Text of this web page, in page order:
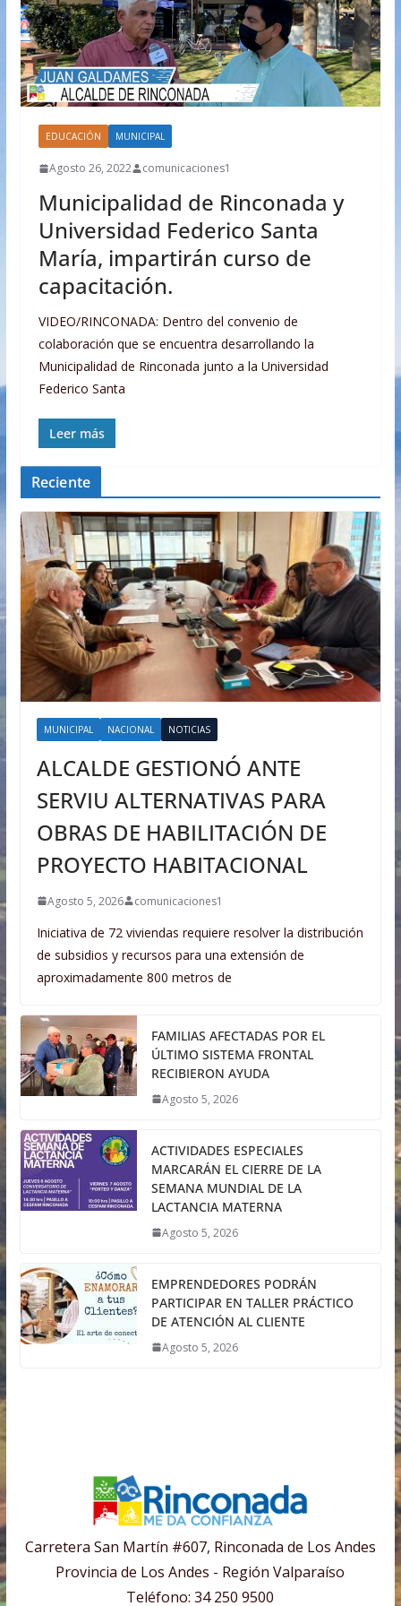
EDUCACIÓN MUNICIPAL
Agosto 26, 2022 comunicaciones1
Municipalidad de Rinconada y
Universidad Federico Santa
María, impartirán curso de
capacitación.
VIDEO/RINCONADA: Dentro del convenio de
colaboración que se encuentra desarrollando la
Municipalidad de Rinconada junto a la Universidad
Federico Santa
Leer más
Reciente
MUNICIPAL NACIONAL NOTICIAS
ALCALDE GESTIONÓ ANTE
SERVIU ALTERNATIVAS PARA
OBRAS DE HABILITACIÓN DE
PROYECTO HABITACIONAL
Agosto 5, 2026 comunicaciones1
Iniciativa de 72 viviendas requiere resolver la distribución
de subsidios y recursos para una extensión de
aproximadamente 800 metros de
FAMILIAS AFECTADAS POR EL
ÚLTIMO SISTEMA FRONTAL
RECIBIERON AYUDA
Agosto 5, 2026
ACTIVIDADES ESPECIALES
MARCARÁN EL CIERRE DE LA
SEMANA MUNDIAL DE LA
LACTANCIA MATERNA
Agosto 5, 2026
EMPRENDEDORES PODRÁN
PARTICIPAR EN TALLER PRÁCTICO
DE ATENCIÓN AL CLIENTE
Agosto 5, 2026
Carretera San Martín #607, Rinconada de Los Andes
Provincia de Los Andes - Región Valparaíso
Teléfono: 34 250 9500